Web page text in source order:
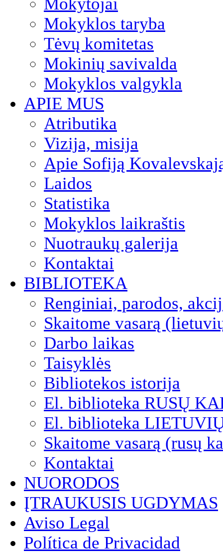
Mokyklos taryba
Tėvų komitetas
Mokinių savivalda
Mokyklos valgykla
APIE MUS
Atributika
Vizija, misija
Apie Sofiją
Laidos
Statistika
Mokyklos laikraštis
Nuotraukų galerija
Kontaktai
BIBLIOTEKA
Renginiai, parodos,
Skaitome vasarą
Darbo laikas
Taisyklės
Bibliotekos istorija
El. biblioteka RUSŲ
El. biblioteka
Skaitome vasarą (rusų
Kontaktai
NUORODOS
ĮTRAUKUSIS UGDYMAS
Aviso Legal
Política de Privacidad